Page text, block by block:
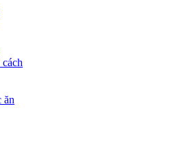
ăn